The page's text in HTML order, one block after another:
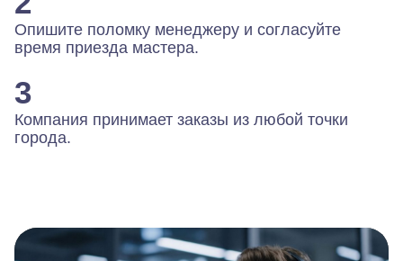
Опишите поломку менеджеру и согласуйте
время приезда мастера.
3
Компания принимает заказы из любой точки
города.